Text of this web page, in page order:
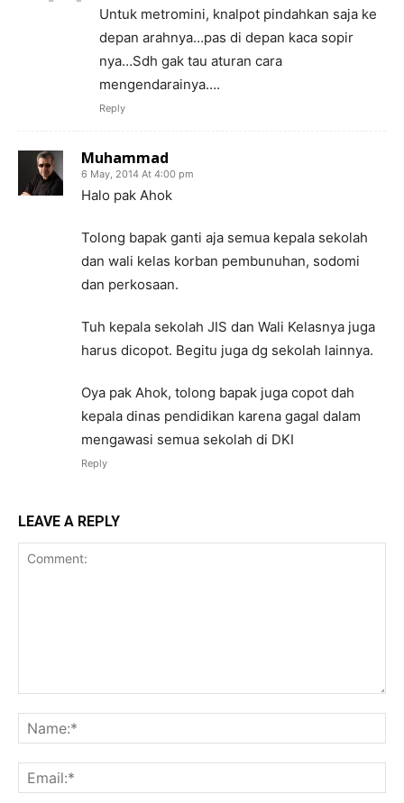
Untuk metromini, knalpot pindahkan saja ke
depan arahnya…pas di depan kaca sopir
nya…Sdh gak tau aturan cara
mengendarainya….
Reply
Muhammad
6 May, 2014 At 4:00 pm
Halo pak Ahok
Tolong bapak ganti aja semua kepala sekolah
dan wali kelas korban pembunuhan, sodomi
dan perkosaan.
Tuh kepala sekolah JIS dan Wali Kelasnya juga
harus dicopot. Begitu juga dg sekolah lainnya.
Oya pak Ahok, tolong bapak juga copot dah
kepala dinas pendidikan karena gagal dalam
mengawasi semua sekolah di DKI
Reply
LEAVE A REPLY